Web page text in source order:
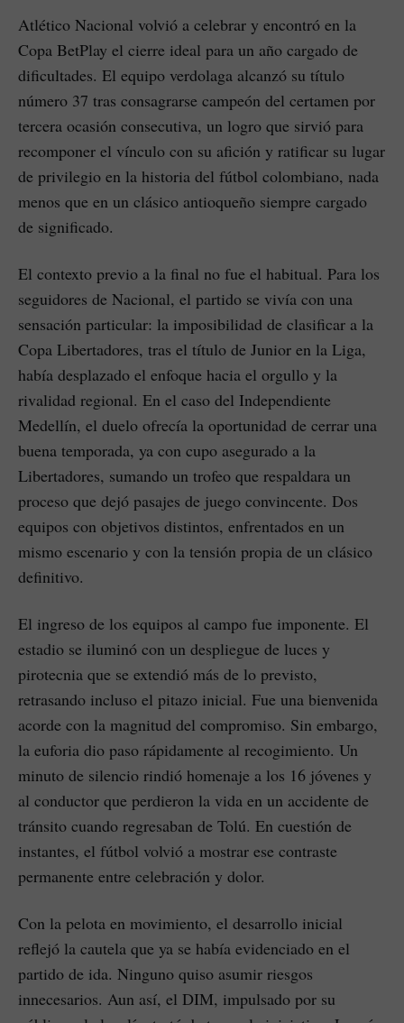
Atlético Nacional volvió a celebrar y encontró en la
Copa BetPlay el cierre ideal para un año cargado de
dificultades. El equipo verdolaga alcanzó su título
número 37 tras consagrarse campeón del certamen por
tercera ocasión consecutiva, un logro que sirvió para
recomponer el vínculo con su afición y ratificar su lugar
de privilegio en la historia del fútbol colombiano, nada
menos que en un clásico antioqueño siempre cargado
de significado.
El contexto previo a la final no fue el habitual. Para los
seguidores de Nacional, el partido se vivía con una
sensación particular: la imposibilidad de clasificar a la
Copa Libertadores, tras el título de Junior en la Liga,
había desplazado el enfoque hacia el orgullo y la
rivalidad regional. En el caso del Independiente
Medellín, el duelo ofrecía la oportunidad de cerrar una
buena temporada, ya con cupo asegurado a la
Libertadores, sumando un trofeo que respaldara un
proceso que dejó pasajes de juego convincente. Dos
equipos con objetivos distintos, enfrentados en un
mismo escenario y con la tensión propia de un clásico
definitivo.
El ingreso de los equipos al campo fue imponente. El
estadio se iluminó con un despliegue de luces y
pirotecnia que se extendió más de lo previsto,
retrasando incluso el pitazo inicial. Fue una bienvenida
acorde con la magnitud del compromiso. Sin embargo,
la euforia dio paso rápidamente al recogimiento. Un
minuto de silencio rindió homenaje a los 16 jóvenes y
al conductor que perdieron la vida en un accidente de
tránsito cuando regresaban de Tolú. En cuestión de
instantes, el fútbol volvió a mostrar ese contraste
permanente entre celebración y dolor.
Con la pelota en movimiento, el desarrollo inicial
reflejó la cautela que ya se había evidenciado en el
partido de ida. Ninguno quiso asumir riesgos
innecesarios. Aun así, el DIM, impulsado por su